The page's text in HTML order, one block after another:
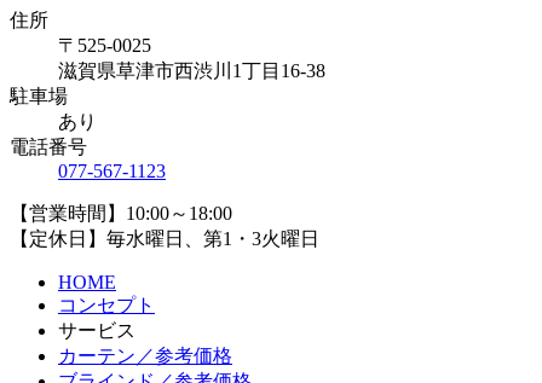
住所
〒525-0025
滋賀県草津市西渋川1丁目16-38
駐車場
あり
電話番号
077-567-1123
【営業時間】10:00～18:00
【定休日】毎水曜日、第1・3火曜日
HOME
コンセプト
サービス
カーテン／参考価格